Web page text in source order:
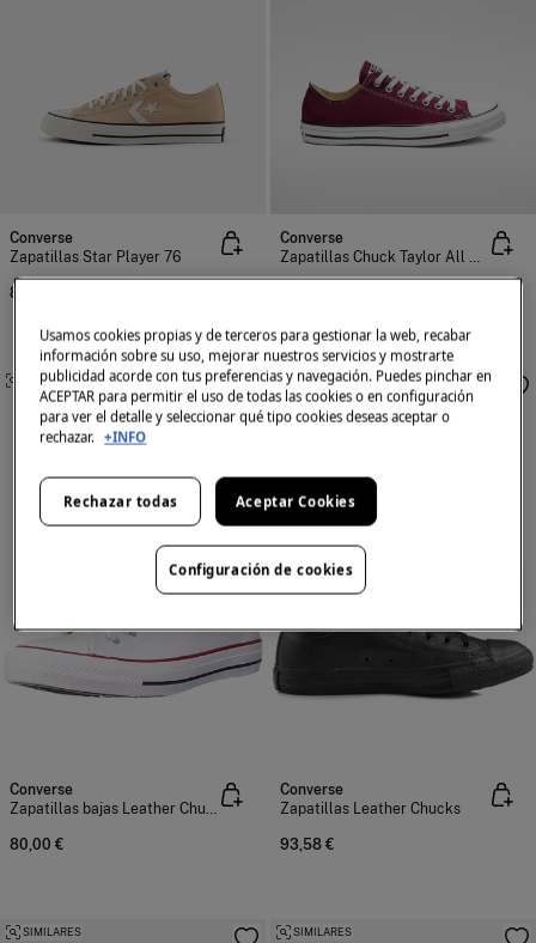
Converse
Zapatillas Star Player 76
88,08 €
Converse
Zapatillas Chuck Taylor All Star
SIMILARES
Converse
Zapatillas bajas Leather Chucks
80,00 €
SIMILARES
Converse
Zapatillas Leather Chucks
93,58 €
SIMILARES SIMILARES
Usamos cookies propias y de terceros para gestionar la web, recabar
información sobre su uso, mejorar nuestros servicios y mostrarte
publicidad acorde con tus preferencias y navegación. Puedes pinchar en
ACEPTAR para permitir el uso de todas las cookies o en configuración
para ver el detalle y seleccionar qué tipo cookies deseas aceptar o
rechazar. +INFO
Rechazar todas Aceptar Cookies
Configuración de cookies